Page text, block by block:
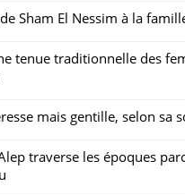
Sham El Nessim à la
tenue traditionnelle des
mais gentille, selon sa
traverse les époques